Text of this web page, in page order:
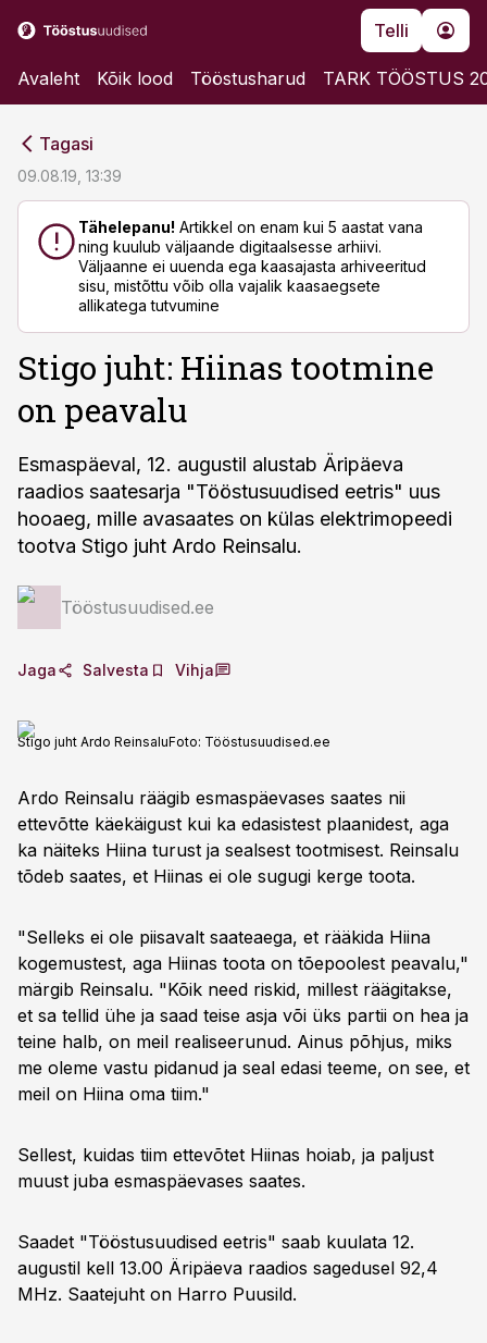
Telli
Avaleht Kõik lood Tööstusharud TARK TÖÖSTUS
Tagasi
09.08.19, 13:39
Tähelepanu! Artikkel on enam kui 5 aastat vana
ning kuulub väljaande digitaalsesse arhiivi.
Väljaanne ei uuenda ega kaasajasta arhiveeritud
sisu, mistõttu võib olla vajalik kaasaegsete
allikatega tutvumine
Stigo juht: Hiinas tootmine
on peavalu
Esmaspäeval, 12. augustil alustab Äripäeva
raadios saatesarja "Tööstusuudised eetris" uus
hooaeg, mille avasaates on külas elektrimopeedi
tootva Stigo juht Ardo Reinsalu.
Tööstusuudised.ee
Jaga Salvesta Vihja
Stigo juht Ardo ReinsaluFoto: Tööstusuudised.ee
Ardo Reinsalu räägib esmaspäevases saates nii
ettevõtte käekäigust kui ka edasistest plaanidest, aga
ka näiteks Hiina turust ja sealsest tootmisest. Reinsalu
tõdeb saates, et Hiinas ei ole sugugi kerge toota.
"Selleks ei ole piisavalt saateaega, et rääkida Hiina
kogemustest, aga Hiinas toota on tõepoolest peavalu,"
märgib Reinsalu. "Kõik need riskid, millest räägitakse,
et sa tellid ühe ja saad teise asja või üks partii on hea ja
teine halb, on meil realiseerunud. Ainus põhjus, miks
me oleme vastu pidanud ja seal edasi teeme, on see, et
meil on Hiina oma tiim."
Sellest, kuidas tiim ettevõtet Hiinas hoiab, ja paljust
muust juba esmaspäevases saates.
Saadet "Tööstusuudised eetris" saab kuulata 12.
augustil kell 13.00 Äripäeva raadios sagedusel 92,4
MHz. Saatejuht on Harro Puusild.